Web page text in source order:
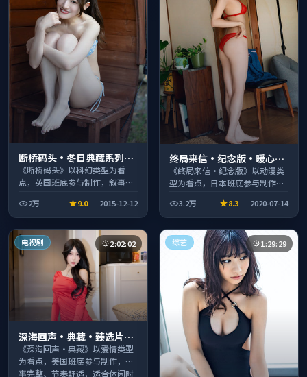
断桥码头·冬日典藏系列温
情叙事引人入胜
《断桥码头》以科幻类型为看
点，英国班底参与制作，叙事完
看。2万 9.0 2015-12-12
终局来信·纪念版·暖心观
影季口碑发酵持续升温
《终局来信·纪念版》以动漫类
型为看点，日本班底参与制作，
时段观看。
3.2万 8.3 2020-07-14
电视剧 2:02:02
深海回声·典藏·臻选片单
推荐画质清晰观看流畅
《深海回声·典藏》以爱情类型
为看点，美国班底参与制作，叙
事完整、节奏舒适，适合休闲时
综艺 1:29:29